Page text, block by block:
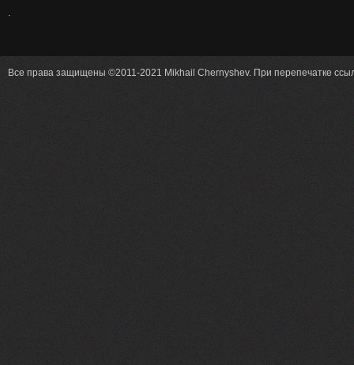
.
Все права защищены ©2011-2021 Mikhail Chernyshev. При перепечатке